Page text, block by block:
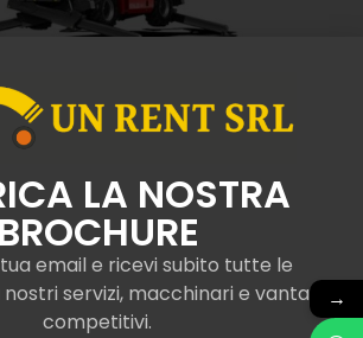
per
telescopico
Barile o simili →
LA NOSTRA
BROCHURE
email e ricevi subito tutte le
servizi, macchinari e vantaggi
competitivi.